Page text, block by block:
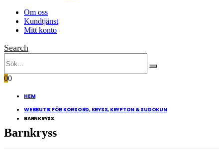
Om oss
Kundtjänst
Mitt konto
Search
00
HEM
WEBBUTIK FÖR KORSORD, KRYSS, KRYPTON & SUDOKUN
BARNKRYSS
Barnkryss